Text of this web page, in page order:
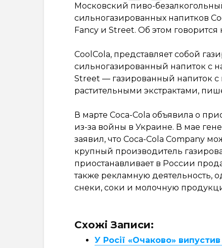
Московский пиво-
сильногазированных напитков
Fancy и Street. Об этом говорится
CoolCola, представляет собой
сильногазированный напиток с
Street — газированный напиток
растительными экстрактами,
В марте Coca-Cola объявила о
из-за войны в Украине. В мае
заявил, что Coca-Cola Company
крупный производитель
приостанавливает в России
также рекламную деятельность,
снеки, соки и молочную
Схожі Записи:
У Росії «Очаково»